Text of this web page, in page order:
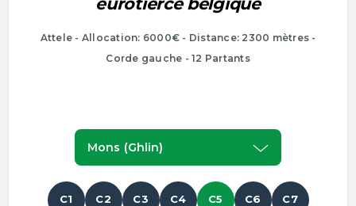
Attele - Allocation: 6000€ - Distance: 2300 mètres -
Corde gauche - 12 Partants
Mons (ghlin)
C1 C2 C3 C4 C5 C6 C7